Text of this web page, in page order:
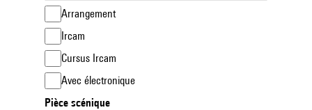
Arrangement
Ircam
Cursus Ircam
Avec électronique
Pièce scénique